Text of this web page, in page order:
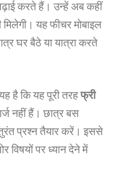
करते हैं। उन्हें अब कहीं
यह फीचर मोबाइल
घर बैठे या यात्रा करते
है कि यह पूरी तरहफ्री
नहीं हैं। छात्र बस
प्रश्न तैयार करें। इससे
विषयों पर ध्यान देने में